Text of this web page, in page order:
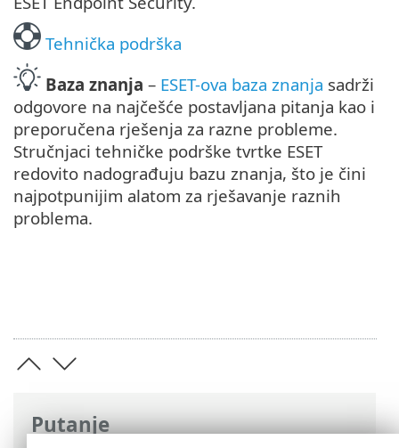
Putanje
Tehnička podrška
Baza znanja – ESET-ova baza znanja sadrži
odgovore na najčešće postavljana pitanja kao i
preporučena rješenja za razne probleme.
Stručnjaci tehničke podrške tvrtke ESET
redovito nadograđuju bazu znanja, što je čini
najpotpunijim alatom za rješavanje raznih
problema.